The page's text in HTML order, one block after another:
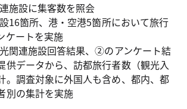
施設に集客数を照会
16箇所、港・空港5箇所において旅行
ケートを実施
連施設回答結果、②のアンケート結
供データから、訪都旅行者数（観光入
。調査対象に外国人も含め、都内、都
別の集計を実施